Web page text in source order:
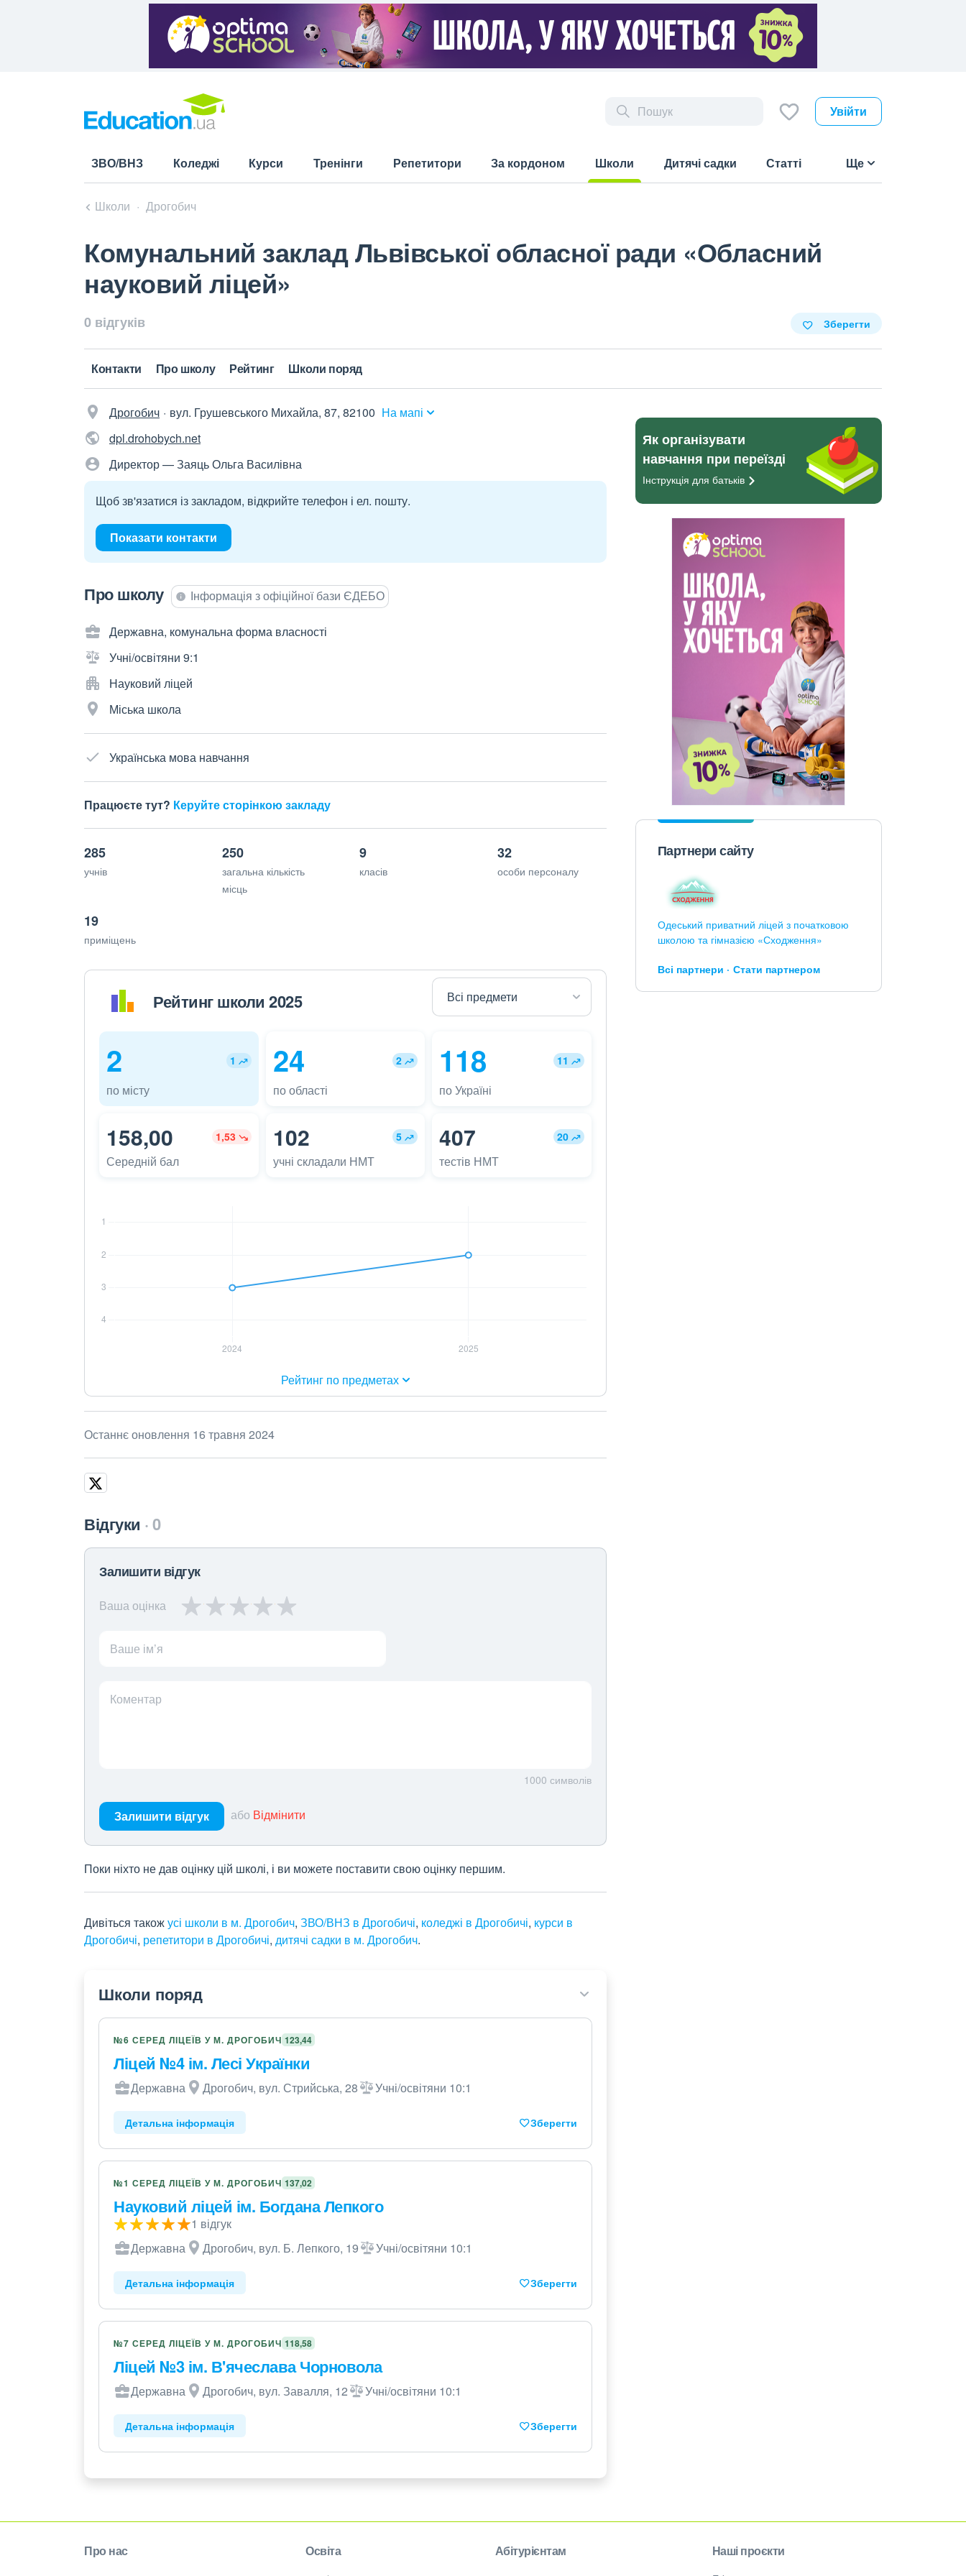
Увійти
ЗВО/ВНЗ Коледжі Курси Тренінги Репетитори За кордоном
Школи
Дитячі садки Статті Ще
Школи Дрогобич
Комунальний заклад Львівської обласної ради «Обласний
науковий ліцей»
0 відгуків Зберегти
Контакти Про школу Рейтинг Школи поряд
Дрогобич вул. Грушевського Михайла, 87, 82100 На мапі
dpl.drohobych.net
Директор — Заяць Ольга Василівна
Щоб зв'язатися із закладом, відкрийте телефон і ел. пошту.
Показати контакти
Про школу Інформація з офіційної бази ЄДЕБО
Державна, комунальна форма власності
Учні/освітяни 9:1
Науковий ліцей
Міська школа
Українська мова навчання
Працюєте тут? Керуйте сторінкою закладу
285
учнів
250
загальна кількість
місць
9
класів
32
особи персоналу
19
приміщень
Рейтинг школи 2025
2 1
по місту
24 2
по області
118 11
по Україні
158,00 1,53
Середній бал
102 5
учні складали НМТ
407 20
тестів НМТ
Рейтинг по предметах
Останнє оновлення 16 травня 2024
Відгуки 0
Залишити відгук
Ваша оцінка
Ваше ім’я
Коментар
1000 символів
Залишити відгук або Відмінити
Поки ніхто не дав оцінку цій школі, і ви можете поставити свою оцінку першим.
Дивіться такожусі школи в м. Дрогобич, ЗВО/ВНЗ в Дрогобичі, коледжі в Дрогобичі, курси в
Дрогобичі, репетитори в Дрогобичі, дитячі садки в м. Дрогобич.
Школи поряд
№6 СЕРЕД ЛІЦЕЇВ У М. ДРОГОБИЧ 123,44
Ліцей №4 ім. Лесі Українки
Державна Дрогобич, вул. Стрийська, 28 Учні/освітяни 10:1
Детальна інформація Зберегти
№1 СЕРЕД ЛІЦЕЇВ У М. ДРОГОБИЧ 137,02
Науковий ліцей ім. Богдана Лепкого
1 відгук
Державна
Дрогобич, вул. Б. Лепкого, 19 Учні/освітяни 10:1
Детальна інформація Зберегти
№7 СЕРЕД ЛІЦЕЇВ У М. ДРОГОБИЧ 118,58
Ліцей №3 ім. В'ячеслава Чорновола
Державна Дрогобич, вул. Завалля, 12 Учні/освітяни 10:1
Детальна інформація Зберегти
Як організувати
навчання при переїзді
Інструкція для батьків
Партнери сайту
Одеський приватний ліцей з початковою
школою та гімназією «Сходження»
Всі партнери Стати партнером
Про нас Освіта Абітурієнтам Наші проєкти